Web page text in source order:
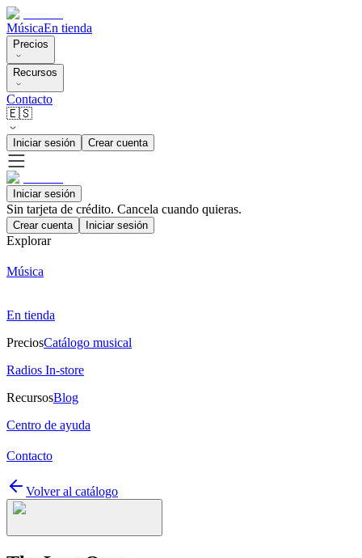
MúsicaEn tienda
Precios
Recursos
Contacto
🇪🇸
Iniciar sesión Crear cuenta
Iniciar sesión
Sin tarjeta de crédito. Cancela cuando quieras.
Crear cuenta Iniciar sesión
Explorar
Música
En tienda
PreciosCatálogo musical
Radios In-store
RecursosBlog
Centro de ayuda
Contacto
Volver al catálogo